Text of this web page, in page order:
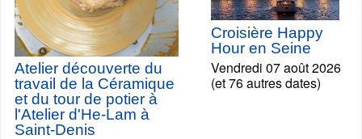
Atelier découverte du
travail de la Céramique
et du tour de potier à
l'Atelier d'He-Lam à
Saint-Denis
Croisière Happy
Hour en Seine
Vendredi 07 août 2026
(et 76 autres dates)